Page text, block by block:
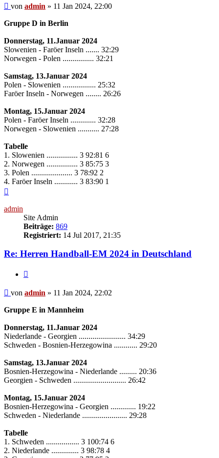
Beitrag
von admin » 11 Jan 2024, 22:00
Gruppe D in Berlin
Donnerstag, 11.Januar 2024
Slowenien - Faröer Inseln ....... 32:29
Norwegen - Polen ................ 32:21
Samstag, 13.Januar 2024
Polen - Slowenien ................. 25:32
Faröer Inseln - Norwegen ........ 26:26
Montag, 15.Januar 2024
Polen - Faröer Inseln ............. 32:28
Norwegen - Slowenien ........... 27:28
Tabelle
1. Slowenien ................ 3 92:81 6
2. Norwegen ................ 3 85:75 3
3. Polen ..................... 3 78:92 2
4. Faröer Inseln ............ 3 83:90 1
admin
Site Admin
Beiträge: 869
Registriert: 14 Jul 2017, 21:35
Re: Herren Handball-EM 2024 in Deutschland
Beitrag
von admin » 11 Jan 2024, 22:02
Gruppe E in Mannheim
Donnerstag, 11.Januar 2024
Niederlande - Georgien ........................ 34:29
Schweden - Bosnien-Herzegowina ............ 29:20
Samstag, 13.Januar 2024
Bosnien-Herzegowina - Niederlande ......... 20:36
Georgien - Schweden ........................... 26:42
Montag, 15.Januar 2024
Bosnien-Herzegowina - Georgien ............. 19:22
Schweden - Niederlande ....................... 29:28
Tabelle
1. Schweden ................. 3 100:74 6
2. Niederlande .............. 3 98:78 4